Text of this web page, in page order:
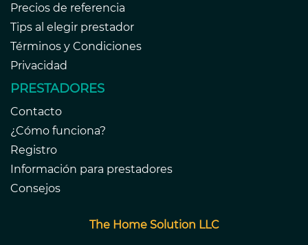
Precios de referencia
Tips al elegir prestador
Términos y Condiciones
Privacidad
PRESTADORES
Contacto
¿Cómo funciona?
Registro
Información para prestadores
Consejos
The Home Solution LLC